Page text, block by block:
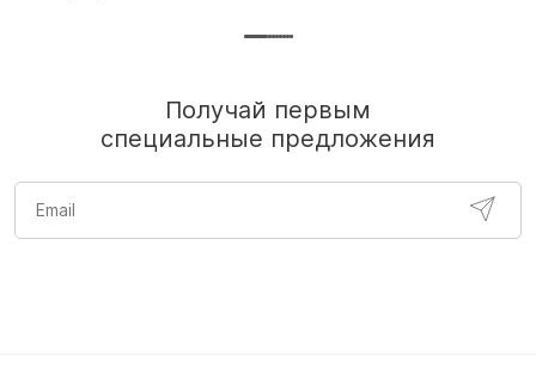
Получай первым
специальные предложения